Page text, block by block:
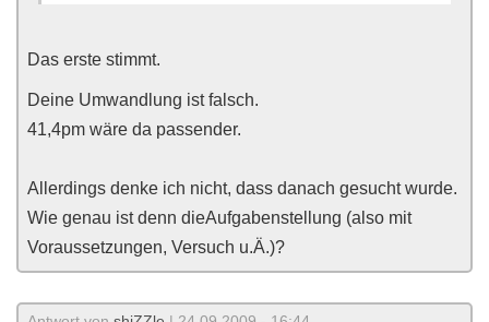
Das erste stimmt.
Deine Umwandlung ist falsch.
41,4pm wäre da passender.
Allerdings denke ich nicht, dass danach gesucht wurde.
Wie genau ist denn dieAufgabenstellung (also mit
Voraussetzungen, Versuch u.Ä.)?